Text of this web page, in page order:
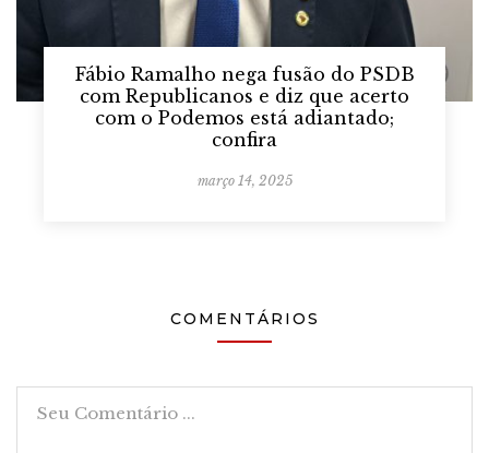
Fábio Ramalho nega fusão do PSDB
com Republicanos e diz que acerto
com o Podemos está adiantado;
confira
março 14, 2025
COMENTÁRIOS